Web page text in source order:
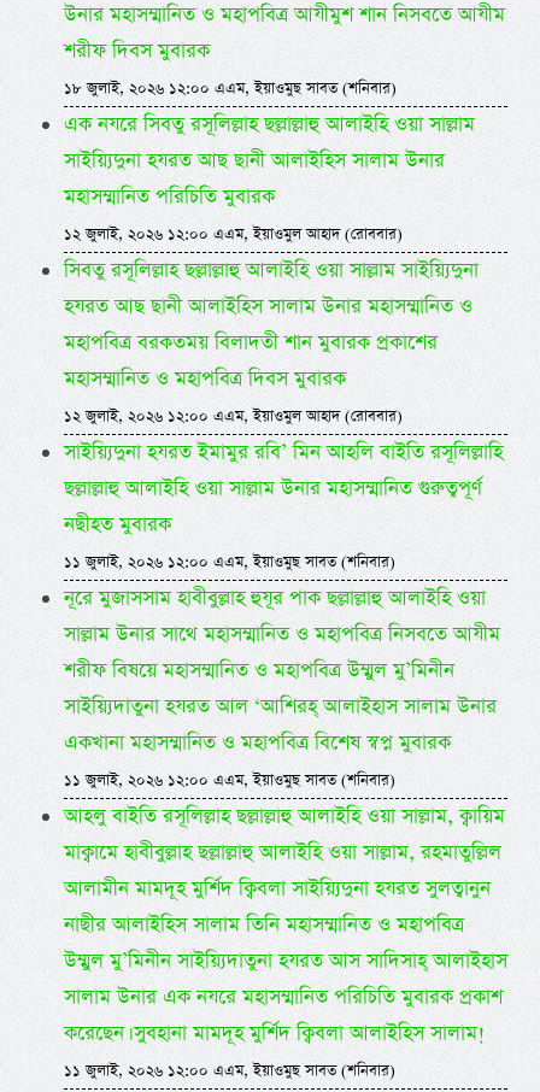
উনার মহাসম্মানিত ও মহাপবিত্র আযীমুশ শান নিসবতে আযীম
শরীফ দিবস মুবারক
১৮ জুলাই, ২০২৬ ১২:০০ এএম, ইয়াওমুছ সাবত (শনিবার)
এক নযরে সিবতু রসূলিল্লাহ ছল্লাল্লাহু আলাইহি ওয়া সাল্লাম
সাইয়্যিদুনা হযরত আছ ছানী আলাইহিস সালাম উনার
মহাসম্মানিত পরিচিতি মুবারক
১২ জুলাই, ২০২৬ ১২:০০ এএম, ইয়াওমুল আহাদ (রোববার)
সিবতু রসূলিল্লাহ ছল্লাল্লাহু আলাইহি ওয়া সাল্লাম সাইয়্যিদুনা
হযরত আছ ছানী আলাইহিস সালাম উনার মহাসম্মানিত ও
মহাপবিত্র বরকতময় বিলাদতী শান মুবারক প্রকাশের
মহাসম্মানিত ও মহাপবিত্র দিবস মুবারক
১২ জুলাই, ২০২৬ ১২:০০ এএম, ইয়াওমুল আহাদ (রোববার)
সাইয়্যিদুনা হযরত ইমামুর রবি’ মিন আহলি বাইতি রসূলিল্লাহি
ছল্লাল্লাহু আলাইহি ওয়া সাল্লাম উনার মহাসম্মানিত গুরুত্বপূর্ণ
নছীহত মুবারক
১১ জুলাই, ২০২৬ ১২:০০ এএম, ইয়াওমুছ সাবত (শনিবার)
নূরে মুজাসসাম হাবীবুল্লাহ হুযূর পাক ছল্লাল্লাহু আলাইহি ওয়া
সাল্লাম উনার সাথে মহাসম্মানিত ও মহাপবিত্র নিসবতে আযীম
শরীফ বিষয়ে মহাসম্মানিত ও মহাপবিত্র উম্মুল মু’মিনীন
সাইয়্যিদাতুনা হযরত আল ‘আশিরহ্ আলাইহাস সালাম উনার
একখানা মহাসম্মানিত ও মহাপবিত্র বিশেষ স্বপ্ন মুবারক
১১ জুলাই, ২০২৬ ১২:০০ এএম, ইয়াওমুছ সাবত (শনিবার)
আহলু বাইতি রসূলিল্লাহ ছল্লাল্লাহু আলাইহি ওয়া সাল্লাম, ক্বায়িম
মাক্বামে হাবীবুল্লাহ ছল্লাল্লাহু আলাইহি ওয়া সাল্লাম, রহমাতুল্লিল
আলামীন মামদূহ মুর্শিদ ক্বিবলা সাইয়্যিদুনা হযরত সুলত্বানুন
নাছীর আলাইহিস সালাম তিনি মহাসম্মানিত ও মহাপবিত্র
উম্মুল মু’মিনীন সাইয়্যিদাতুনা হযরত আস সাদিসাহ্ আলাইহাস
সালাম উনার এক নযরে মহাসম্মানিত পরিচিতি মুবারক প্রকাশ
করেছেন। সুবহানা মামদূহ মুর্শিদ ক্বিবলা আলাইহিস সালাম!
১১ জুলাই, ২০২৬ ১২:০০ এএম, ইয়াওমুছ সাবত (শনিবার)